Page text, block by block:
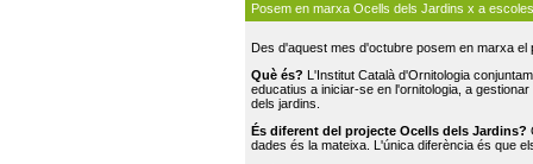
Posem en marxa Ocells dels Jardins x a escoles
Des d'aquest mes d'octubre posem en marxa
Què és? L'Institut Català d'Ornitologia
educatius a iniciar-se en l'ornitologia, a
dels jardins.
És diferent del projecte Ocells dels Jardins?
dades és la mateixa. L'única diferència és que